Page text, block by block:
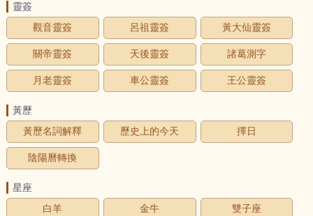
靈簽
觀音靈簽
呂祖靈簽 黃大仙靈簽
關帝靈簽 天後靈簽 諸葛測字
月老靈簽 車公靈簽 王公靈簽
黃歷
黃歷名詞解釋
歷史上的今天 擇日
陰陽曆轉換
星座
白羊
金牛 雙子座